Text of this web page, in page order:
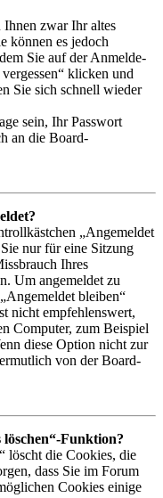
zwar Ihr altes
können es jedoch
Sie auf der Anmelde-
klicken und
Sie sich schnell wieder
sein, Ihr Passwort
an die Board-
„Angemeldet
nur für eine Sitzung
Ihres
Um angemeldet zu
bleiben“
nicht empfehlenswert,
Computer, zum Beispiel
diese Option nicht zur
von der Board-
löschen“-Funktion?
löscht die Cookies, die
dass Sie im Forum
Cookies einige